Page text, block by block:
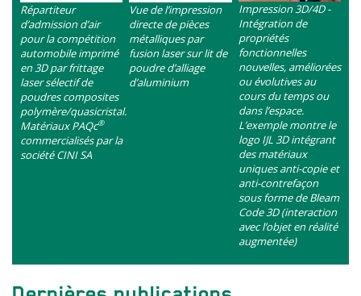
Contenu
Répartiteur
d’admission d’air
pour la compétition
automobile imprimé
en 3D par frittage
laser sélectif de
poudres composites
polymère/quasicristal.
Matériaux PAQc®
commercialisés par la
société CINI SA
Contenu
Vue de l’impression
directe de pièces
métalliques par
fusion laser sur lit de
poudre d’alliage
d’aluminium
Contenu
Impression 3D/4D -
Intégration de
propriétés
fonctionnelles
nouvelles, améliorées
ou évolutives au
cours du temps ou
dans l’espace.
L’exemple montre le
logo IJL 3D intégrant
des matériaux
uniques anti-copie et
anti-contrefaçon
sous forme de Bleam
Code 3D (interaction
avec l’objet en réalité
augmentée)